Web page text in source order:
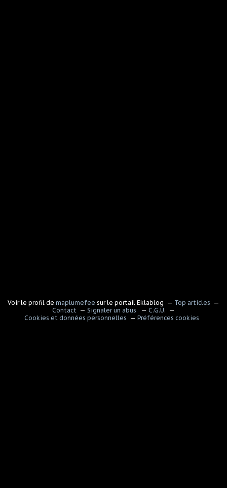
Voir le profil de maplumefee sur le portail Eklablog
Top articles
Contact
Signaler un abus
C.G.U.
Cookies et données personnelles
Préférences cookies